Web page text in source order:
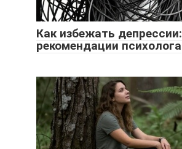
Как избежать депрессии:
рекомендации психолога